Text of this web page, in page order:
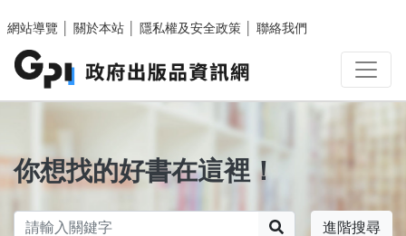
網站導覽
關於本站 隱私權及安全政策 聯絡我們
你想找的好書在這裡！
進階搜尋